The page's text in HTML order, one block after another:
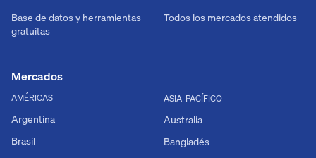
Base de datos y herramientas
gratuitas
Todos los mercados atendidos
Mercados
AMÉRICAS
Argentina
Brasil
ASIA-PACÍFICO
Australia
Bangladés